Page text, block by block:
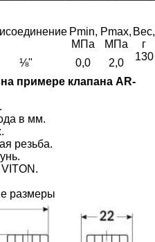
Pmin,
МПа
Pmax,
МПа
Вес,
г
⅛" 0,0 2,0
130
примере клапана AR-
в мм.
резьба.
размеры